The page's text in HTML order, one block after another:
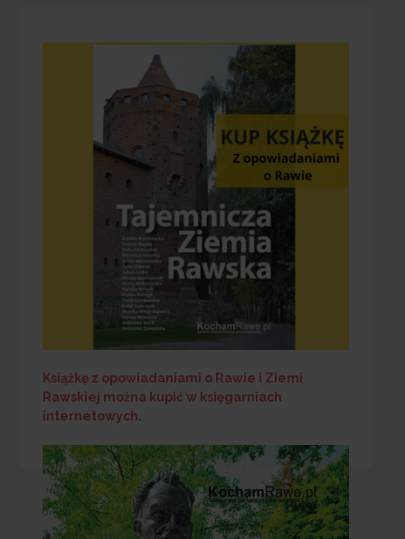
Książkę z opowiadaniami o Rawie i Ziemi
Rawskiej można kupić w księgarniach
internetowych.